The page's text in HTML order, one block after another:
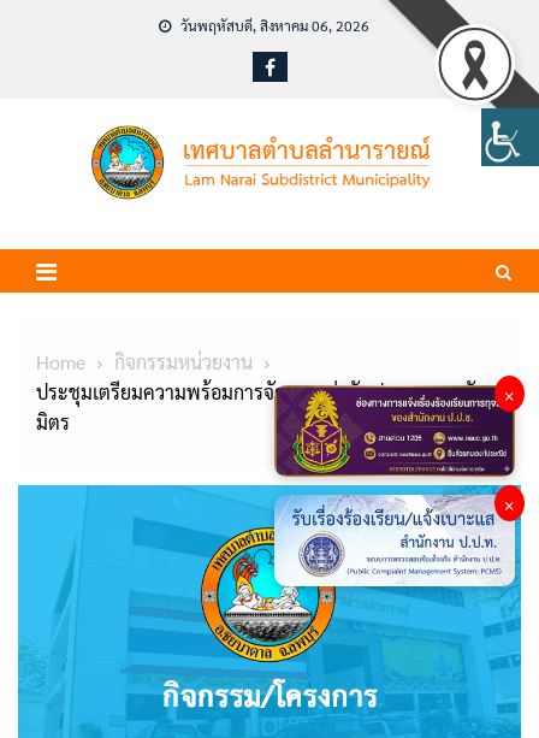
วันพฤหัสบดี, สิงหาคม 06, 2026
Home
กิจกรรมหน่วยงาน
ประชุมเตรียมความพร้อมการจัดการแข่งขันฟุตบอลกระชับ
มิตร
×
×